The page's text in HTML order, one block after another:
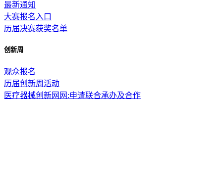
最新通知
大赛报名入口
历届决赛获奖名单
创新周
观众报名
历届创新周活动
医疗器械创新网网:申请联合承办及合作